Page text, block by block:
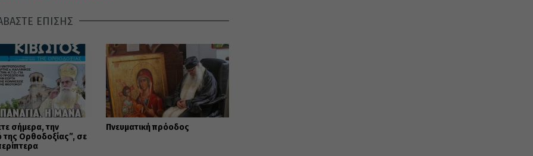
ΕΠΙΣΗΣ
σήμερα, την
της Ορθοδοξίας”, σε
Πνευματική πρόοδος